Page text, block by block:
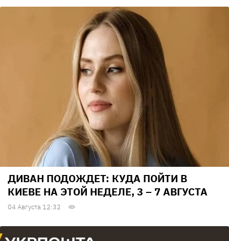
ДИВАН ПОДОЖДЕТ: КУДА ПОЙТИ В
КИЕВЕ НА ЭТОЙ НЕДЕЛЕ, 3 – 7 АВГУСТА
04 Августа 12:32